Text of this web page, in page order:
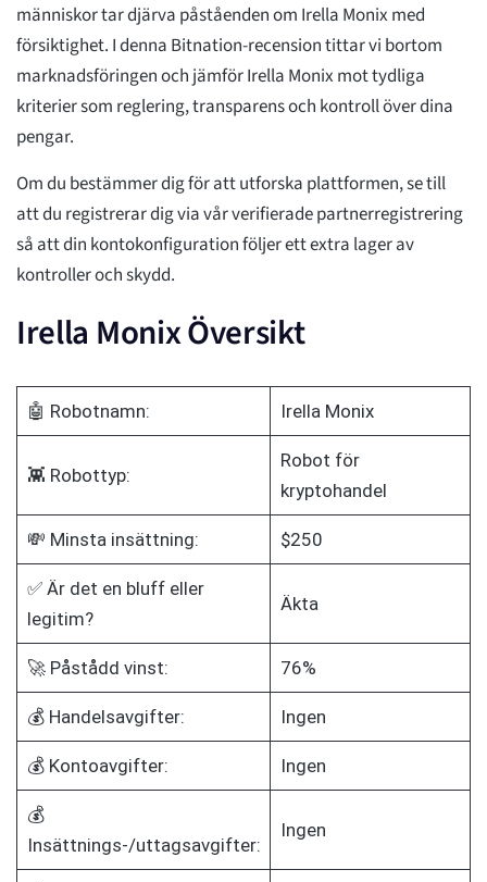
människor tar djärva påståenden om Irella Monix med
försiktighet. I denna Bitnation-recension tittar vi bortom
marknadsföringen och jämför Irella Monix mot tydliga
kriterier som reglering, transparens och kontroll över dina
pengar.
Om du bestämmer dig för att utforska plattformen, se till
att du registrerar dig via vår verifierade partnerregistrering
så att din kontokonfiguration följer ett extra lager av
kontroller och skydd.
Irella Monix Översikt
🤖 Robotnamn: Irella Monix
👾 Robottyp:
Robot för
kryptohandel
💸 Minsta insättning: $250
✅ Är det en bluff eller
legitim?
Äkta
🚀 Påstådd vinst: 76%
💰 Handelsavgifter: Ingen
💰 Kontoavgifter: Ingen
💰
Insättnings-/uttagsavgifter:
Ingen